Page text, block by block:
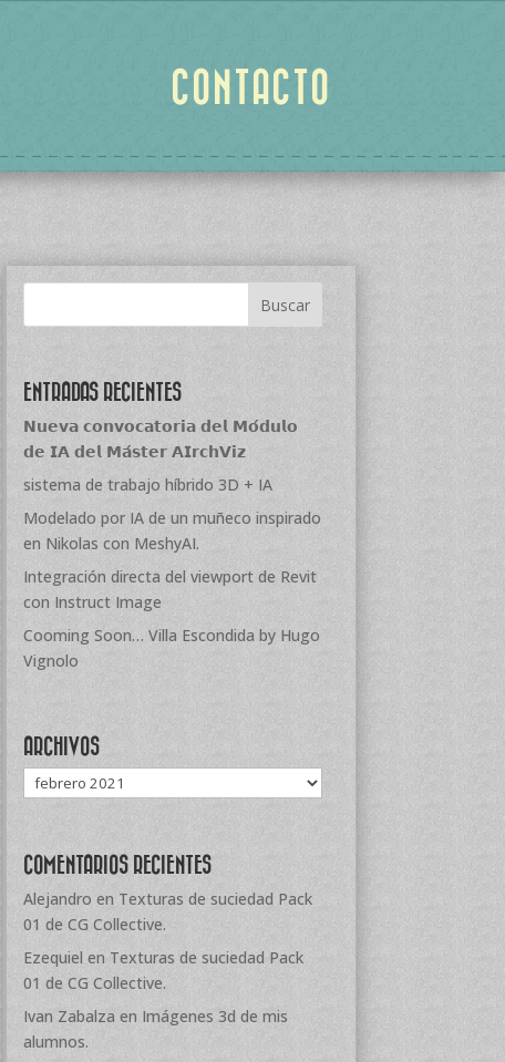
CONTACTO
ENTRADAS RECIENTES
𝗡𝘂𝗲𝘃𝗮 𝗰𝗼𝗻𝘃𝗼𝗰𝗮𝘁𝗼𝗿𝗶𝗮 𝗱𝗲𝗹 𝗠𝗼́𝗱𝘂𝗹𝗼
𝗱𝗲 𝗜𝗔 𝗱𝗲𝗹 𝗠𝗮́𝘀𝘁𝗲𝗿 𝗔𝗜𝗿𝗰𝗵𝗩𝗶𝘇
sistema de trabajo híbrido 3D + IA
Modelado por IA de un muñeco inspirado
en Nikolas con MeshyAI.
Integración directa del viewport de Revit
con Instruct Image
Cooming Soon… Villa Escondida by Hugo
Vignolo
ARCHIVOS
Archivos
COMENTARIOS RECIENTES
Alejandro en Texturas de suciedad Pack
01 de CG Collective.
Ezequiel en Texturas de suciedad Pack
01 de CG Collective.
Ivan Zabalza en Imágenes 3d de mis
alumnos.